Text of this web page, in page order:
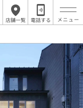
店舗一覧 電話する